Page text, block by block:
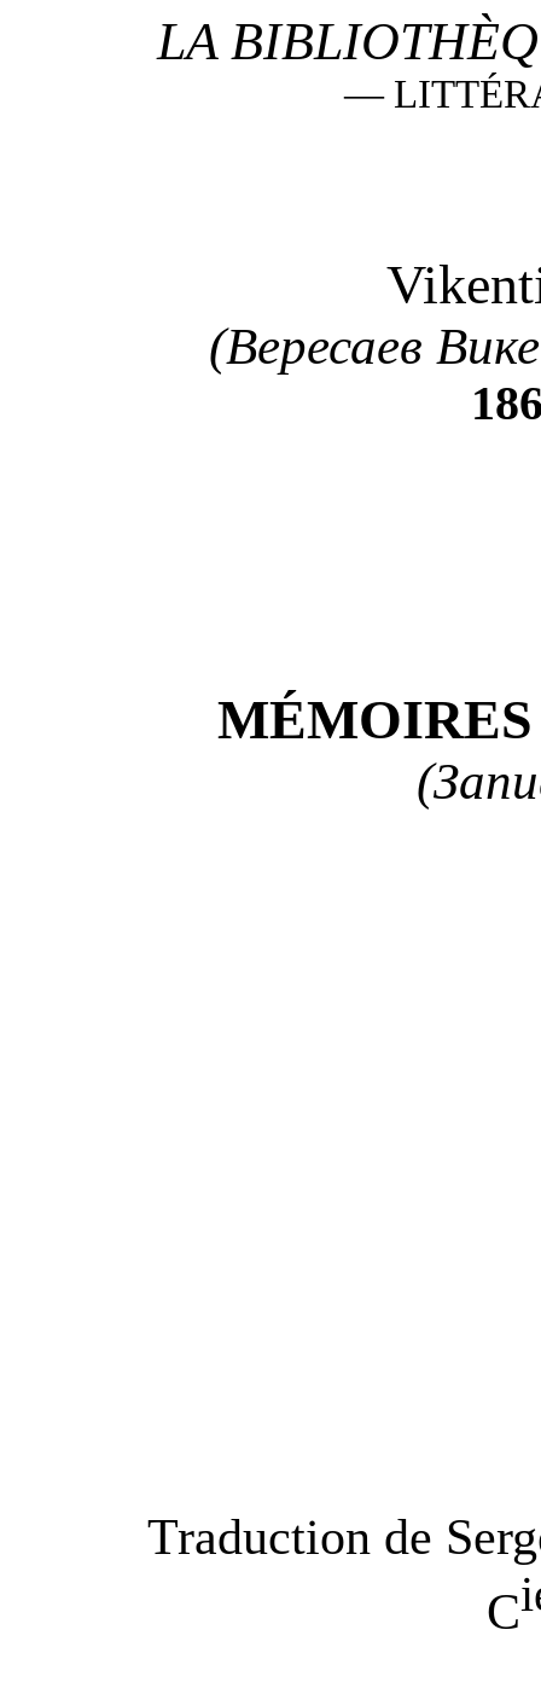
LA
—
(Вересаев
Traduction de
C